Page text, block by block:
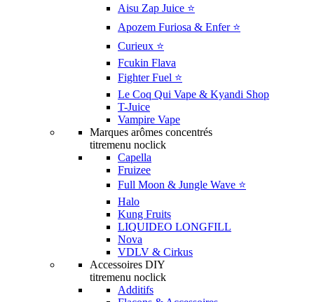
Aisu Zap Juice ⭐️
Apozem Furiosa & Enfer ⭐️
Curieux ⭐️
Fcukin Flava
Fighter Fuel ⭐️
Le Coq Qui Vape & Kyandi Shop
T-Juice
Vampire Vape
Marques arômes concentrés
titremenu noclick
Capella
Fruizee
Full Moon & Jungle Wave ⭐️
Halo
Kung Fruits
LIQUIDEO LONGFILL
Nova
VDLV & Cirkus
Accessoires DIY
titremenu noclick
Additifs